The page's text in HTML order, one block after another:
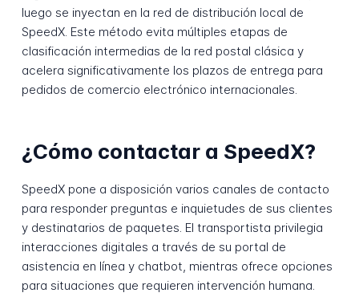
luego se inyectan en la red de distribución local de
SpeedX. Este método evita múltiples etapas de
clasificación intermedias de la red postal clásica y
acelera significativamente los plazos de entrega para
pedidos de comercio electrónico internacionales.
¿Cómo contactar a SpeedX?
SpeedX pone a disposición varios canales de contacto
para responder preguntas e inquietudes de sus clientes
y destinatarios de paquetes. El transportista privilegia
interacciones digitales a través de su portal de
asistencia en línea y chatbot, mientras ofrece opciones
para situaciones que requieren intervención humana.